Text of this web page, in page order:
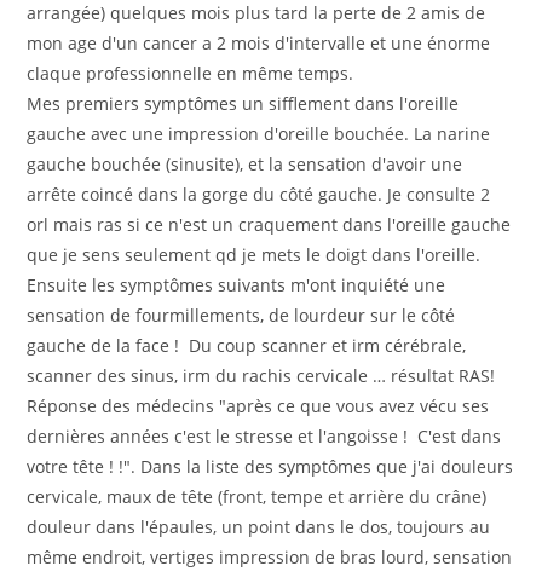
arrangée) quelques mois plus tard la perte de 2 amis de
mon age d'un cancer a 2 mois d'intervalle et une énorme
claque professionnelle en même temps.
Mes premiers symptômes un sifflement dans l'oreille
gauche avec une impression d'oreille bouchée. La narine
gauche bouchée (sinusite), et la sensation d'avoir une
arrête coincé dans la gorge du côté gauche. Je consulte 2
orl mais ras si ce n'est un craquement dans l'oreille gauche
que je sens seulement qd je mets le doigt dans l'oreille.
Ensuite les symptômes suivants m'ont inquiété une
sensation de fourmillements, de lourdeur sur le côté
gauche de la face ! Du coup scanner et irm cérébrale,
scanner des sinus, irm du rachis cervicale … résultat RAS!
Réponse des médecins "après ce que vous avez vécu ses
dernières années c'est le stresse et l'angoisse ! C'est dans
votre tête ! !". Dans la liste des symptômes que j'ai douleurs
cervicale, maux de tête (front, tempe et arrière du crâne)
douleur dans l'épaules, un point dans le dos, toujours au
même endroit, vertiges impression de bras lourd, sensation